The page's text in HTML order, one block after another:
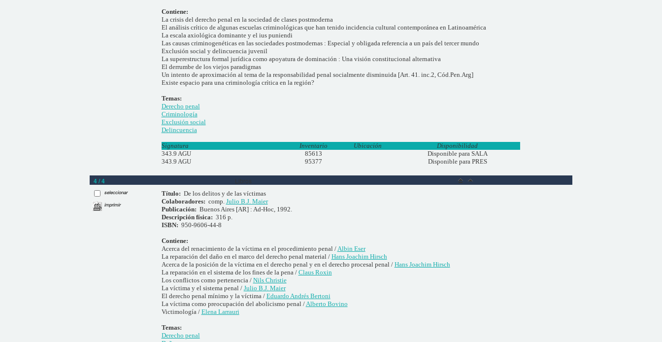
Contiene:
La crisis del derecho penal en la sociedad de clases postmoderna
El análisis crítico de algunas escuelas criminológicas que han tenido incidencia cultural contemporánea en Latinoamérica
La escala axiológica dominante y el ius puniendi
Las causas criminogenéticas en las sociedades postmodernas : Especial y obligada referencia a un país del tercer mundo
Exclusión social y delincuencia juvenil
La superestructura formal jurídica como apoyatura de dominación : Una visión constitucional alternativa
El derrumbe de los viejos paradigmas
Un intento de aproximación al tema de la responsabilidad penal socialmente disminuida [Art. 41. inc.2, Cód.Pen.Arg]
Existe espacio para una criminología crítica en la región?
Temas:
Derecho penal
Criminología
Exclusión social
Delincuencia
Signatura Inventario Ubicación
Disponibilidad
343.9 AGU
85613
Disponible para SALA
343.9 AGU
95377 Disponible para PRES
4 / 4 Libros
seleccionar
imprimir
Título: De los delitos y de las víctimas
Colaboradores: comp. Julio B.J. Maier
Publicación: Buenos Aires [AR] : Ad-Hoc, 1992.
Descripción física: 316 p.
ISBN: 950-9606-44-8
Contiene:
Acerca del renacimiento de la víctima en el procedimiento penal / Albin Eser
La reparación del daño en el marco del derecho penal material / Hans Joachim Hirsch
Acerca de la posición de la víctima en el derecho penal y en el derecho procesal penal / Hans Joachim Hirsch
La reparación en el sistema de los fines de la pena / Claus Roxin
Los conflictos como pertenencia / Nils Christie
La víctima y el sistema penal / Julio B.J. Maier
El derecho penal mínimo y la víctima / Eduardo Andrés Bertoni
La víctima como preocupación del abolicismo penal / Alberto Bovino
Victimología / Elena Larrauri
Temas:
Derecho penal